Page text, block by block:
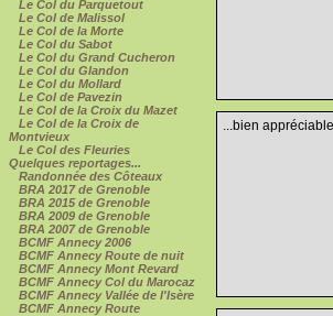
Le Col du Parquetout
Le Col de Malissol
Le Col de la Morte
Le Col du Sabot
Le Col du Grand Cucheron
Le Col du Glandon
Le Col du Mollard
Le Col de Pavezin
Le Col de la Croix du Mazet
Le Col de la Croix de
Montvieux
Le Col des Fleuries
Quelques reportages...
Randonnée des Côteaux
BRA 2017 de Grenoble
BRA 2015 de Grenoble
BRA 2009 de Grenoble
BRA 2007 de Grenoble
BCMF Annecy 2006
BCMF Annecy Route de nuit
BCMF Annecy Mont Revard
BCMF Annecy Col du Marocaz
BCMF Annecy Vallée de l'Isère
BCMF Annecy Route
...bien